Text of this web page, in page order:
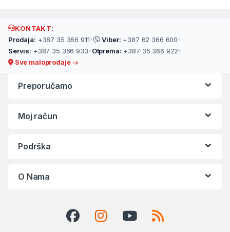
KONTAKT:
Prodaja: +387 35 366 911• Viber: +387 62 366 600•
Servis: +387 35 366 933• Otprema: +387 35 366 922•
Sve maloprodaje →
Preporučamo
Moj račun
Podrška
O Nama